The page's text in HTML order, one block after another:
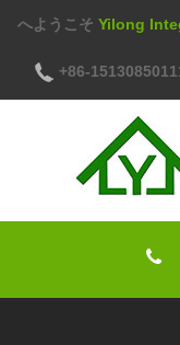
へようこそ Yilong
+86-